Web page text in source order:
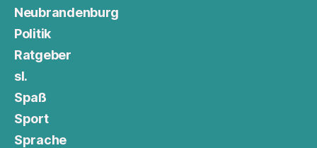
Neubrandenburg
Politik
Ratgeber
sl.
Spaß
Sport
Sprache